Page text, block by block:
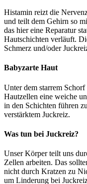
Histamin reizt die
und teilt dem Gehirn so
das hier eine Reparatur
Hautschichten verläuft.
Schmerz und/oder
Babyzarte Haut
Unter dem starrem
Hautzellen eine weiche
in den Schichten führen
verstärktem Juckreiz.
Was tun bei Juckreiz?
Unser Körper teilt uns
Zellen arbeiten. Das
nicht durch Kratzen zu
um Linderung bei